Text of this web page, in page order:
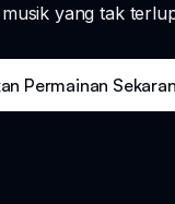
yang tak
Permainan